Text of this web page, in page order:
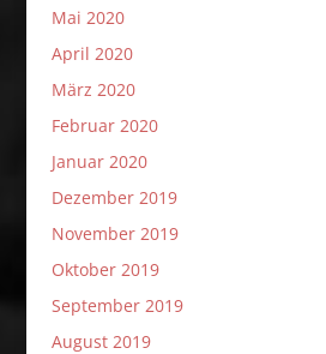
Mai 2020
April 2020
März 2020
Februar 2020
Januar 2020
Dezember 2019
November 2019
Oktober 2019
September 2019
August 2019